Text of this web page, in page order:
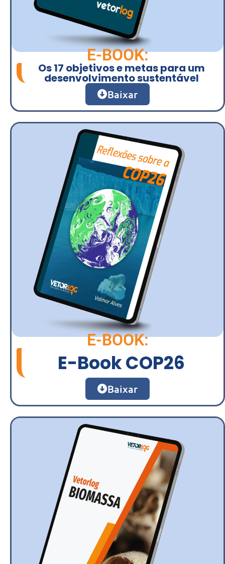
E-BOOK:
Os 17 objetivos e metas para um
desenvolvimento sustentável
Baixar
E-BOOK:
E-Book COP26
Baixar